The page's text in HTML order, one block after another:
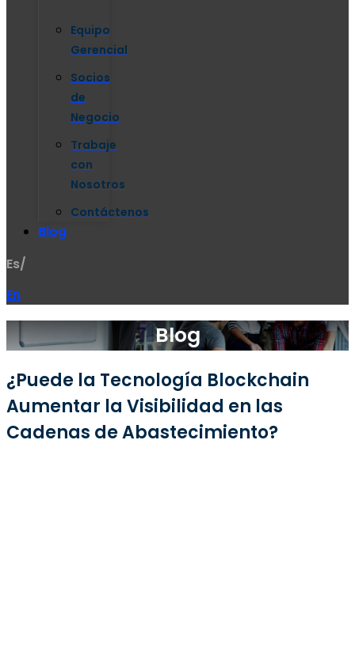
Equipo
Gerencial
Socios
de
Negocio
Trabaje
con
Nosotros
Contáctenos
Blog
Es/
En
Blog
¿Puede la Tecnología Blockchain
Aumentar la Visibilidad en las
Cadenas de Abastecimiento?